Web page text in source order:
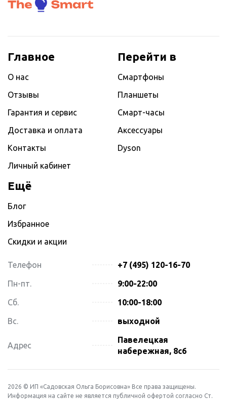
Главное
О нас
Отзывы
Гарантия и сервис
Доставка и оплата
Контакты
Личный кабинет
Перейти в
Смартфоны
Планшеты
Смарт-часы
Аксессуары
Dyson
Ещё
Блог
Избранное
Скидки и акции
Телефон +7 (495) 120-16-70
Пн-пт. 9:00-22:00
Сб. 10:00-18:00
Вс. выходной
Адрес
Павелецкая
набережная, 8с6
2026 © ИП «Садовская Ольга Борисовна» Все права защищены.
Информация на сайте не является публичной офертой согласно Ст.